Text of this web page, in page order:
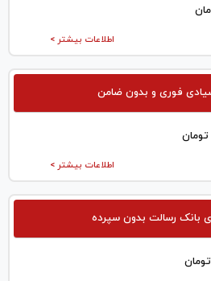
اطلاعات بیشتر >
فوری و بدون ضامن
تومان
اطلاعات بیشتر >
بانک رسالت بدون سپرده
تومان